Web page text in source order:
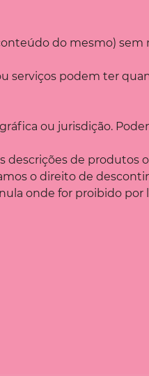
do mesmo) sem
serviços podem ter
ou jurisdição.
descrições de produtos
o direito de
onde for proibido por